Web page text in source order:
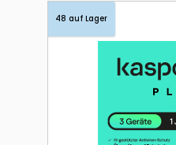
48 auf Lager